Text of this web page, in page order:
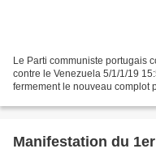
Le Parti communiste portugais
contre le Venezuela 5/1/1/19
fermement le nouveau complot
Manifestation du